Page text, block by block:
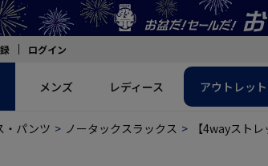
ログイン
メンズ レディース アウトレット
・パンツ ノータックスラックス 【4wayスト